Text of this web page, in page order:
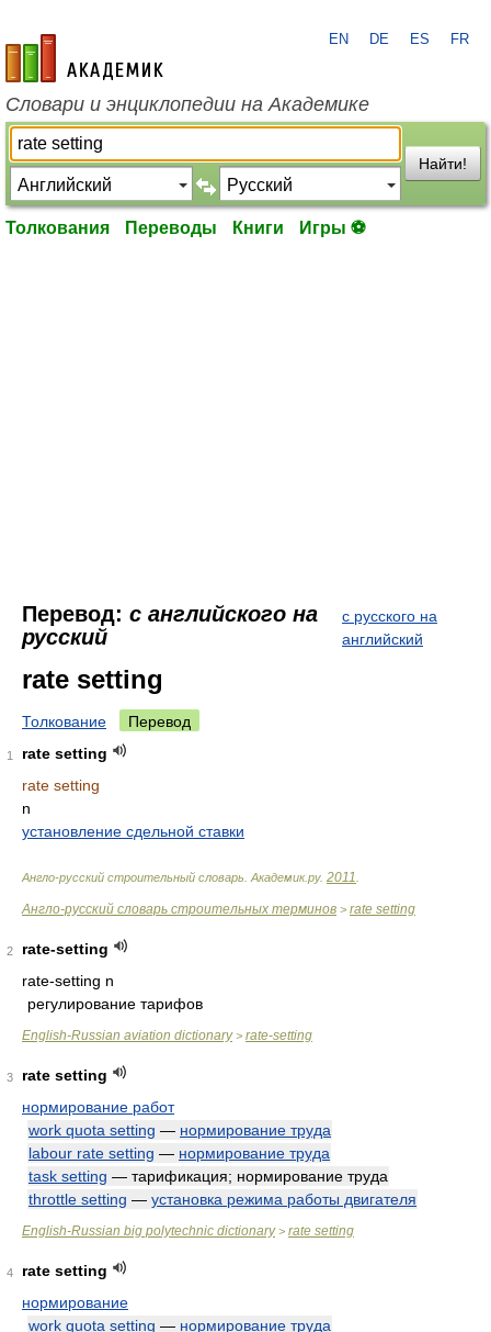
academic.ru
EN DE ES FR
Словари и энциклопедии на Академике
Найти!
Толкования Переводы Книги Игры ⚽
Перевод: с английского на
русский
с русского на
английский
rate setting
Толкование Перевод
1
rate setting
rate setting
n
установление сдельной ставки
Англо-русский строительный словарь Академик.ру. 2011
Англо-русский словарь строительных терминов > rate setting
2
rate-setting
rate-setting n
регулирование тарифов
English-Russian aviation dictionary> rate-setting
3
rate setting
нормирование работ
work quota setting — нормирование труда
labour rate setting — нормирование труда
task setting — тарификация; нормирование труда
throttle setting — установка режима работы двигателя
English-Russian big polytechnic dictionary> rate setting
4
rate setting
нормирование
work quota setting — нормирование труда